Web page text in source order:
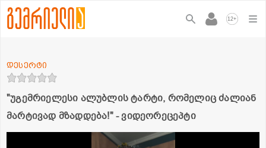
12+
"უგემრიელესი ალუბლის ტარტი, რომელიც ძალიან
მარტივად მზადდება!" - ვიდეორეცეპტი
დესერტი